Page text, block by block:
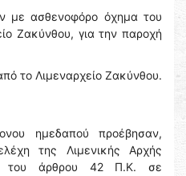
με ασθενοφόρο όχημα του
Ζακύνθου, για την παροχή
το Λιμεναρχείο Ζακύνθου.
ημεδαπού προέβησαν,
της Λιμενικής Αρχής
του άρθρου 42 Π.Κ. σε